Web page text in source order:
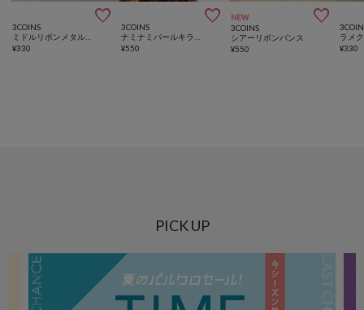

3COINS
¥330

3COINS
¥550
NEW 
3COINS
シアーリボンバンス
¥550
ラメ
¥330
PICK UP